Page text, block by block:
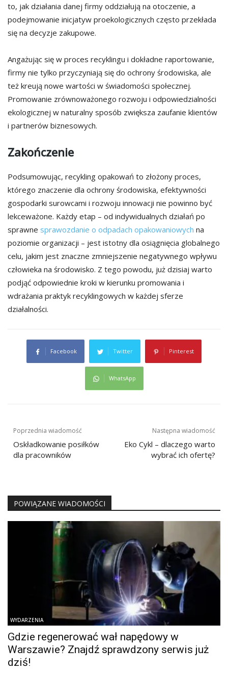
to, jak działania danej firmy oddziałują na otoczenie, a
podejmowanie inicjatyw proekologicznych często przekłada
się na decyzje zakupowe.
Angażując się w proces recyklingu i dokładne raportowanie,
firmy nie tylko przyczyniają się do ochrony środowiska, ale
też kreują nowe wartości w świadomości społecznej.
Promowanie zrównoważonego rozwoju i odpowiedzialności
ekologicznej w naturalny sposób zwiększa zaufanie klientów
i partnerów biznesowych.
Zakończenie
Podsumowując, recykling opakowań to złożony proces,
którego znaczenie dla ochrony środowiska, efektywności
gospodarki surowcami i rozwoju innowacji nie powinno być
lekceważone. Każdy etap – od indywidualnych działań po
sprawne sprawozdanie o odpadach opakowaniowych na
poziomie organizacji – jest istotny dla osiągnięcia globalnego
celu, jakim jest znaczne zmniejszenie negatywnego wpływu
człowieka na środowisko. Z tego powodu, już dzisiaj warto
podjąć odpowiednie kroki w kierunku promowania i
wdrażania praktyk recyklingowych w każdej sferze
działalności.
Facebook Twitter Pinterest
WhatsApp
Nawigacja
wpisu
Poprzednia wiadomość
Oskładkowanie posiłków
dla pracowników
Następna wiadomość
Eko Cykl – dlaczego warto
wybrać ich ofertę?
POWIĄZANE WIADOMOŚCI
WYDARZENIA
Gdzie regenerować wał napędowy w
Warszawie? Znajdź sprawdzony serwis już
dziś!